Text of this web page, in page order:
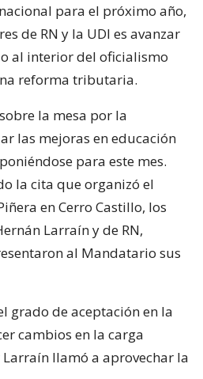
para el próximo año,
de RN y la UDI es avanzar
al interior del oficialismo
reforma tributaria.
la mesa por la
las mejoras en educación
para este mes.
la cita que organizó el
en Cerro Castillo, los
Larraín y de RN,
al Mandatario sus
grado de aceptación en la
cambios en la carga
llamó a aprovechar la